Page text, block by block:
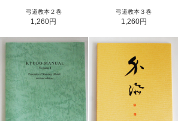
弓道教本２巻
1,260円
弓道教本３巻
1,260円